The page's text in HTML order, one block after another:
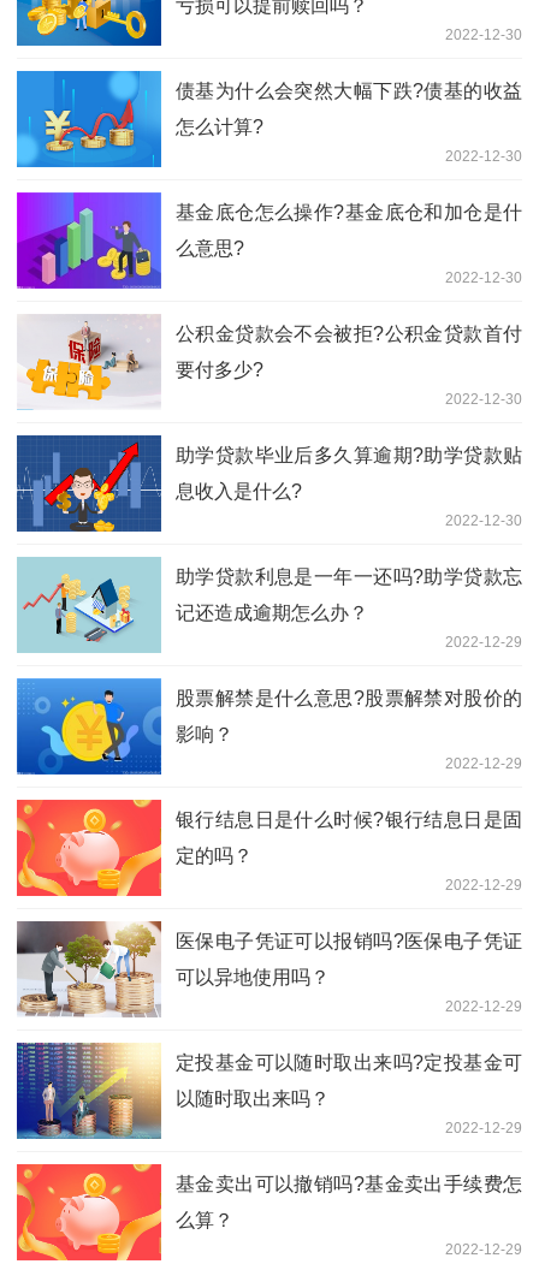
亏损可以提前赎回吗？
2022-12-30
债基为什么会突然大幅下跌?债基的收益
怎么计算?
2022-12-30
基金底仓怎么操作?基金底仓和加仓是什
么意思?
2022-12-30
公积金贷款会不会被拒?公积金贷款首付
要付多少?
2022-12-30
助学贷款毕业后多久算逾期?助学贷款贴
息收入是什么?
2022-12-30
助学贷款利息是一年一还吗?助学贷款忘
记还造成逾期怎么办？
2022-12-29
股票解禁是什么意思?股票解禁对股价的
影响？
2022-12-29
银行结息日是什么时候?银行结息日是固
定的吗？
2022-12-29
医保电子凭证可以报销吗?医保电子凭证
可以异地使用吗？
2022-12-29
定投基金可以随时取出来吗?定投基金可
以随时取出来吗？
2022-12-29
基金卖出可以撤销吗?基金卖出手续费怎
么算？
2022-12-29